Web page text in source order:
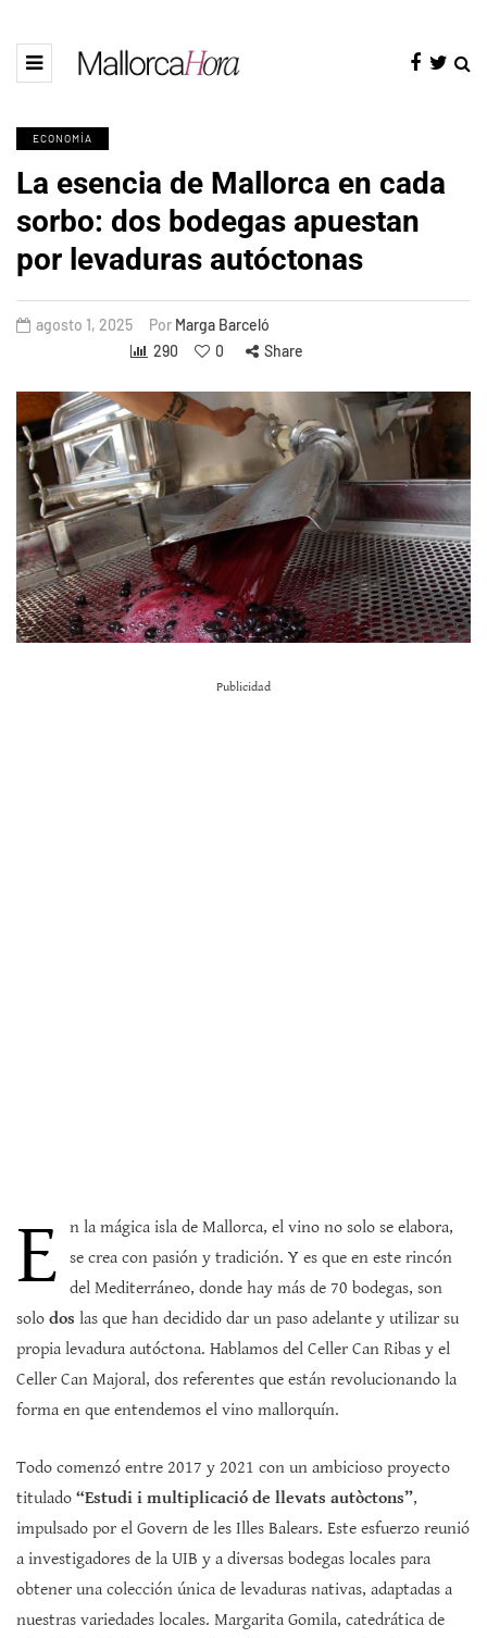
ECONOMÍA
La esencia de Mallorca en cada
sorbo: dos bodegas apuestan
por levaduras autóctonas
agosto 1, 2025 Por Marga Barceló
290
0 Share
Publicidad
E
n la mágica isla de Mallorca, el vino no solo se elabora,
se crea con pasión y tradición. Y es que en este rincón
del Mediterráneo, donde hay más de 70 bodegas, son
solo dos las que han decidido dar un paso adelante y utilizar su
propia levadura autóctona. Hablamos del Celler Can Ribas y el
Celler Can Majoral, dos referentes que están revolucionando la
forma en que entendemos el vino mallorquín.
Todo comenzó entre 2017 y 2021 con un ambicioso proyecto
titulado “Estudi i multiplicació de llevats autòctons”,
impulsado por el Govern de les Illes Balears. Este esfuerzo reunió
a investigadores de la UIB y a diversas bodegas locales para
obtener una colección única de levaduras nativas, adaptadas a
nuestras variedades locales. Margarita Gomila, catedrática de